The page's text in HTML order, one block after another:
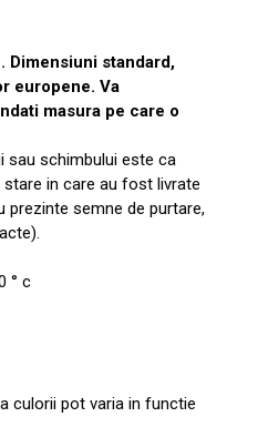
Dimensiuni standard,
europene. Va
masura pe care o
sau schimbului este ca
in care au fost livrate
prezinte semne de purtare,
° c
culorii pot varia in functie